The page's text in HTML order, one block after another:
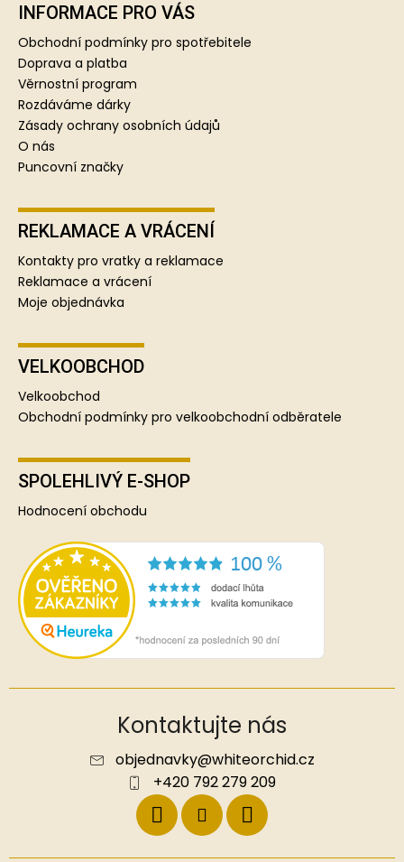
INFORMACE PRO VÁS
Obchodní podmínky pro spotřebitele
Doprava a platba
Věrnostní program
Rozdáváme dárky
Zásady ochrany osobních údajů
O nás
Puncovní značky
REKLAMACE A VRÁCENÍ
Kontakty pro vratky a reklamace
Reklamace a vrácení
Moje objednávka
VELKOOBCHOD
Velkoobchod
Obchodní podmínky pro velkoobchodní odběratele
SPOLEHLIVÝ E-SHOP
Hodnocení obchodu
Kontaktujte nás
objednavky@whiteorchid.cz
+420 792 279 209